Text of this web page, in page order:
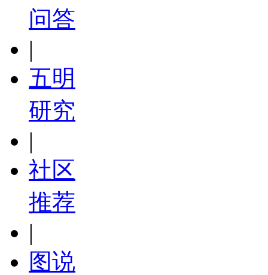
问答
|
五明
研究
|
社区
推荐
|
图说